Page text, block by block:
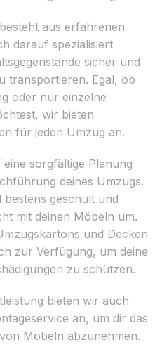
aus erfahrenen
darauf spezialisiert
sicher und
transportieren. Egal, ob
oder nur einzelne
wir bieten
für jeden Umzug an.
sorgfältige Planung
deines Umzugs.
bestens geschult und
mit deinen Möbeln um.
und Decken
zur Verfügung, um deine
zu schützen.
bieten wir auch
an, um dir das
Möbeln abzunehmen.